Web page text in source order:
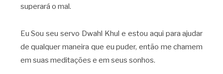
superará o mal.
Eu Sou seu servo Dwahl Khul e estou aqui para ajudar
de qualquer maneira que eu puder, então me chamem
em suas meditações e em seus sonhos.